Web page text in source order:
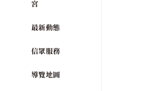
宮
最新動態
信眾服務
導覽地圖